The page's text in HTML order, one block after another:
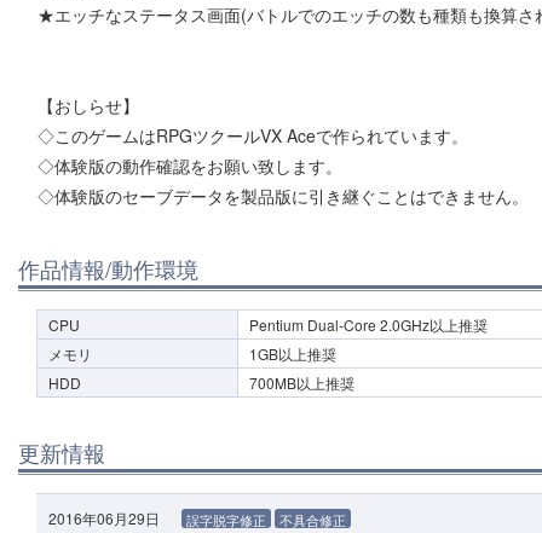
★エッチなステータス画面(バトルでのエッチの数も種類も換算さ
【おしらせ】
◇このゲームはRPGツクールVX Aceで作られています。
◇体験版の動作確認をお願い致します。
◇体験版のセーブデータを製品版に引き継ぐことはできません。
作品情報/動作環境
CPU
Pentium Dual-Core 2.0GHz以上推奨
メモリ
1GB以上推奨
HDD
700MB以上推奨
更新情報
2016年06月29日 誤字脱字修正 不具合修正